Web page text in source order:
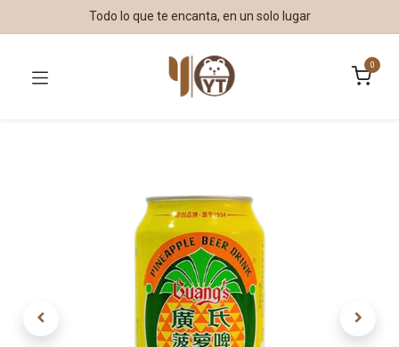
Todo lo que te encanta, en un solo lugar
0